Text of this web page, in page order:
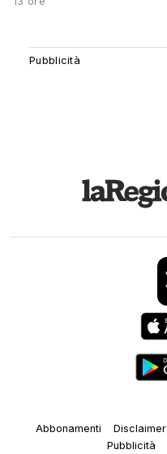
Abbonamenti Disclaimer
Pubblicità